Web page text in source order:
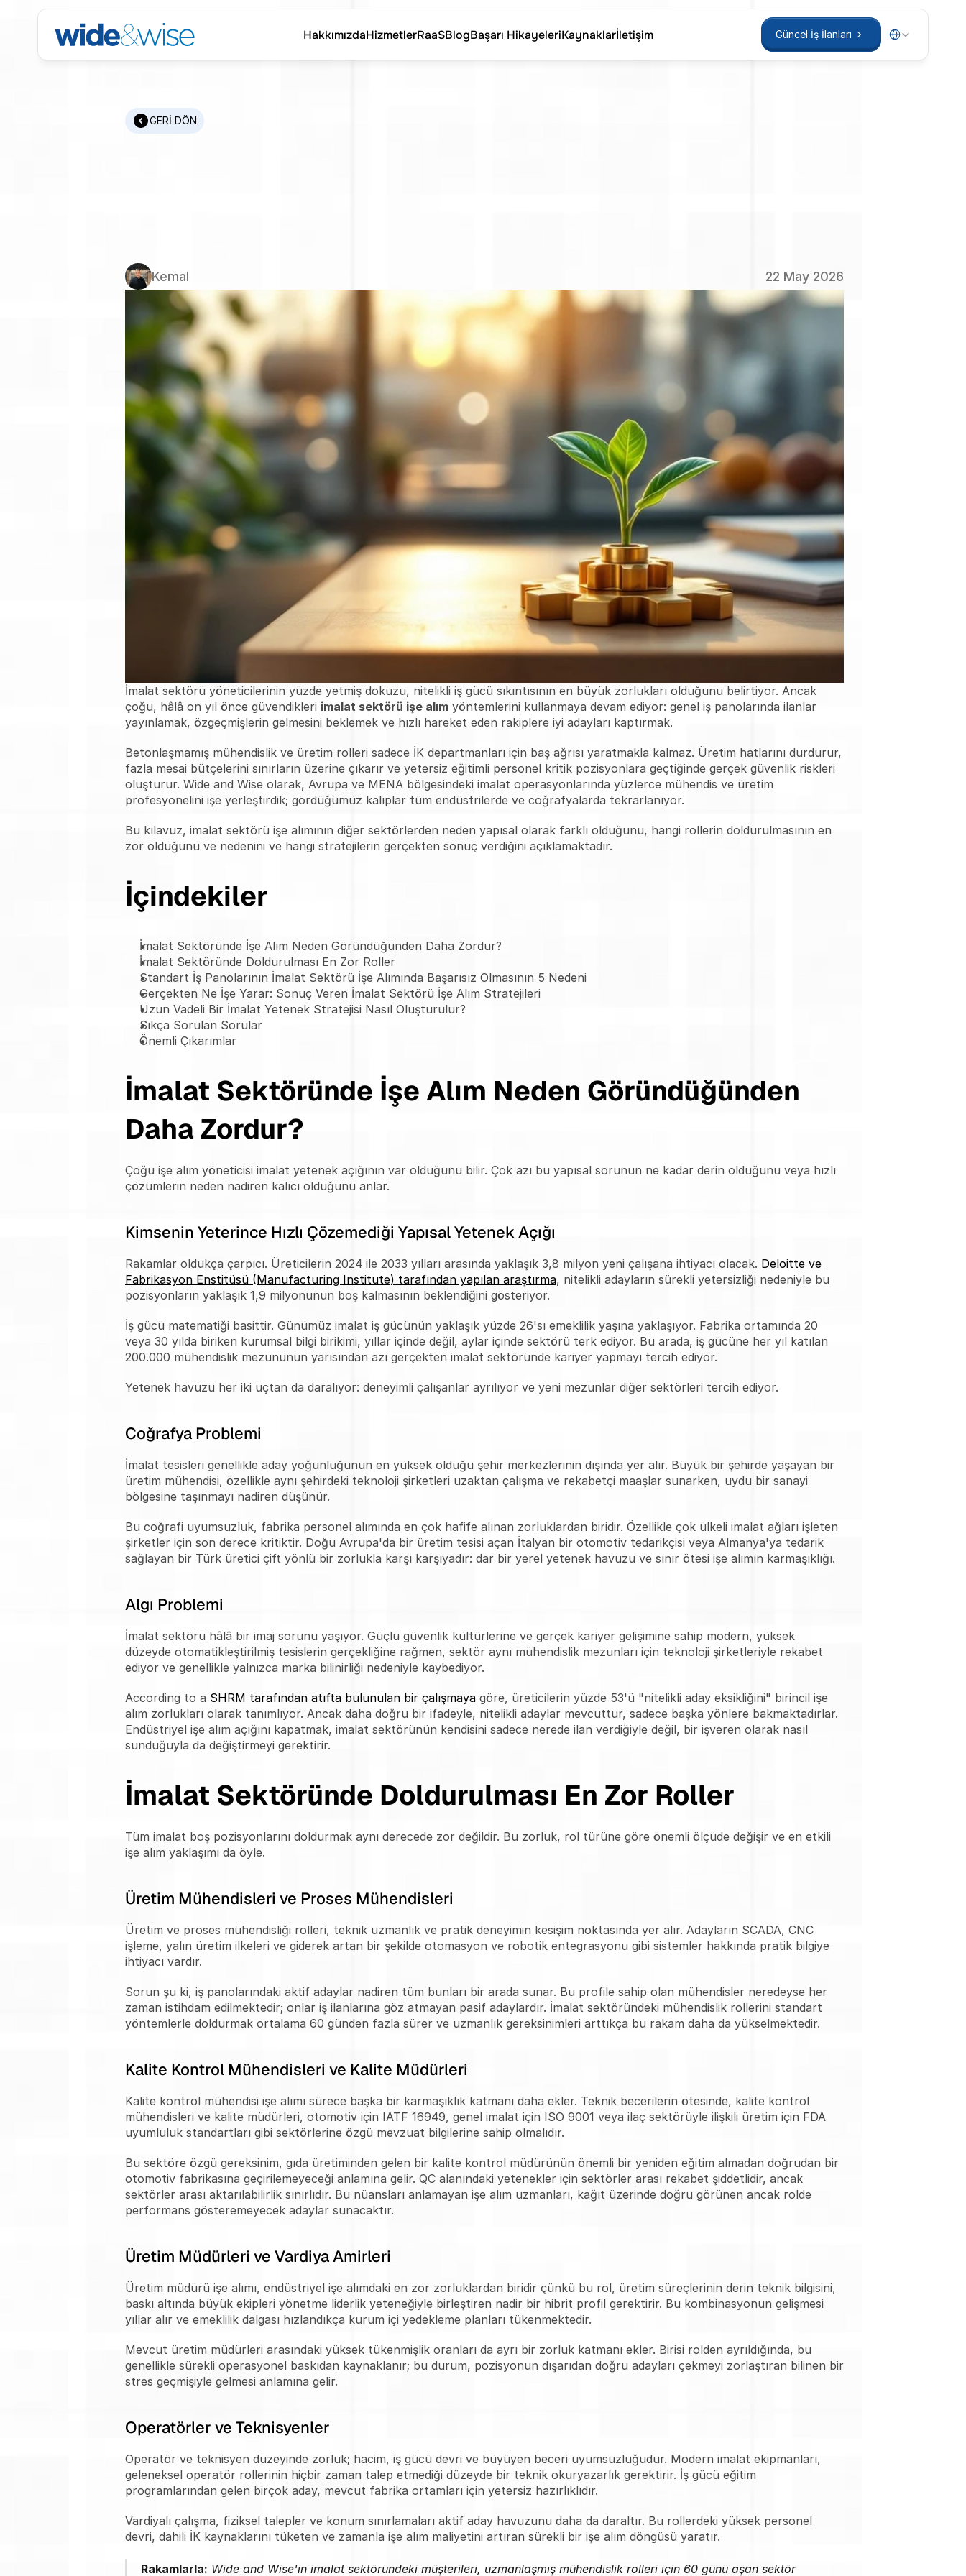
HakkımızdaHizmetlerRaaSBlogBaşarı HikayeleriKaynaklarİletişim
Güncel İş İlanları
Select Language
GERİ DÖN
Zorlukları
Kemal 22 May 2026
İmalat sektörü yöneticilerinin yüzde yetmiş dokuzu, nitelikli iş gücü sıkıntısının en büyük zorlukları olduğunu belirtiyor. Ancak
çoğu, hâlâ on yıl önce güvendikleri imalat sektörü işe alım yöntemlerini kullanmaya devam ediyor: genel iş panolarında ilanlar
yayınlamak, özgeçmişlerin gelmesini beklemek ve hızlı hareket eden rakiplere iyi adayları kaptırmak.
Betonlaşmamış mühendislik ve üretim rolleri sadece İK departmanları için baş ağrısı yaratmakla kalmaz. Üretim hatlarını durdurur,
fazla mesai bütçelerini sınırların üzerine çıkarır ve yetersiz eğitimli personel kritik pozisyonlara geçtiğinde gerçek güvenlik riskleri
oluşturur. Wide and Wise olarak, Avrupa ve MENA bölgesindeki imalat operasyonlarında yüzlerce mühendis ve üretim
profesyonelini işe yerleştirdik; gördüğümüz kalıplar tüm endüstrilerde ve coğrafyalarda tekrarlanıyor.
Bu kılavuz, imalat sektörü işe alımının diğer sektörlerden neden yapısal olarak farklı olduğunu, hangi rollerin doldurulmasının en
zor olduğunu ve nedenini ve hangi stratejilerin gerçekten sonuç verdiğini açıklamaktadır.
İçindekiler
İmalat Sektöründe İşe Alım Neden Göründüğünden Daha Zordur?
İmalat Sektöründe Doldurulması En Zor Roller
Standart İş Panolarının İmalat Sektörü İşe Alımında Başarısız Olmasının 5 Nedeni
Gerçekten Ne İşe Yarar: Sonuç Veren İmalat Sektörü İşe Alım Stratejileri
Uzun Vadeli Bir İmalat Yetenek Stratejisi Nasıl Oluşturulur?
Sıkça Sorulan Sorular
Önemli Çıkarımlar
İmalat Sektöründe İşe Alım Neden Göründüğünden
Daha Zordur?
Çoğu işe alım yöneticisi imalat yetenek açığının var olduğunu bilir. Çok azı bu yapısal sorunun ne kadar derin olduğunu veya hızlı
çözümlerin neden nadiren kalıcı olduğunu anlar.
Kimsenin Yeterince Hızlı Çözemediği Yapısal Yetenek Açığı
Rakamlar oldukça çarpıcı. Üreticilerin 2024 ile 2033 yılları arasında yaklaşık 3,8 milyon yeni çalışana ihtiyacı olacak. Deloitte ve
Fabrikasyon Enstitüsü (Manufacturing Institute) tarafından yapılan araştırma, nitelikli adayların sürekli yetersizliği nedeniyle bu
pozisyonların yaklaşık 1,9 milyonunun boş kalmasının beklendiğini gösteriyor.
İş gücü matematiği basittir. Günümüz imalat iş gücünün yaklaşık yüzde 26'sı emeklilik yaşına yaklaşıyor. Fabrika ortamında 20
veya 30 yılda biriken kurumsal bilgi birikimi, yıllar içinde değil, aylar içinde sektörü terk ediyor. Bu arada, iş gücüne her yıl katılan
200.000 mühendislik mezununun yarısından azı gerçekten imalat sektöründe kariyer yapmayı tercih ediyor.
Yetenek havuzu her iki uçtan da daralıyor: deneyimli çalışanlar ayrılıyor ve yeni mezunlar diğer sektörleri tercih ediyor.
Coğrafya Problemi
İmalat tesisleri genellikle aday yoğunluğunun en yüksek olduğu şehir merkezlerinin dışında yer alır. Büyük bir şehirde yaşayan bir
üretim mühendisi, özellikle aynı şehirdeki teknoloji şirketleri uzaktan çalışma ve rekabetçi maaşlar sunarken, uydu bir sanayi
bölgesine taşınmayı nadiren düşünür.
Bu coğrafi uyumsuzluk, fabrika personel alımında en çok hafife alınan zorluklardan biridir. Özellikle çok ülkeli imalat ağları işleten
şirketler için son derece kritiktir. Doğu Avrupa'da bir üretim tesisi açan İtalyan bir otomotiv tedarikçisi veya Almanya'ya tedarik
sağlayan bir Türk üretici çift yönlü bir zorlukla karşı karşıyadır: dar bir yerel yetenek havuzu ve sınır ötesi işe alımın karmaşıklığı.
Algı Problemi
İmalat sektörü hâlâ bir imaj sorunu yaşıyor. Güçlü güvenlik kültürlerine ve gerçek kariyer gelişimine sahip modern, yüksek
düzeyde otomatikleştirilmiş tesislerin gerçekliğine rağmen, sektör aynı mühendislik mezunları için teknoloji şirketleriyle rekabet
ediyor ve genellikle yalnızca marka bilinirliği nedeniyle kaybediyor.
According to a SHRM tarafından atıfta bulunulan bir çalışmaya göre, üreticilerin yüzde 53'ü "nitelikli aday eksikliğini" birincil işe
alım zorlukları olarak tanımlıyor. Ancak daha doğru bir ifadeyle, nitelikli adaylar mevcuttur, sadece başka yönlere bakmaktadırlar.
Endüstriyel işe alım açığını kapatmak, imalat sektörünün kendisini sadece nerede ilan verdiğiyle değil, bir işveren olarak nasıl
sunduğuyla da değiştirmeyi gerektirir.
İmalat Sektöründe Doldurulması En Zor Roller
Tüm imalat boş pozisyonlarını doldurmak aynı derecede zor değildir. Bu zorluk, rol türüne göre önemli ölçüde değişir ve en etkili
işe alım yaklaşımı da öyle.
Üretim Mühendisleri ve Proses Mühendisleri
Üretim ve proses mühendisliği rolleri, teknik uzmanlık ve pratik deneyimin kesişim noktasında yer alır. Adayların SCADA, CNC
işleme, yalın üretim ilkeleri ve giderek artan bir şekilde otomasyon ve robotik entegrasyonu gibi sistemler hakkında pratik bilgiye
ihtiyacı vardır.
Sorun şu ki, iş panolarındaki aktif adaylar nadiren tüm bunları bir arada sunar. Bu profile sahip olan mühendisler neredeyse her
zaman istihdam edilmektedir; onlar iş ilanlarına göz atmayan pasif adaylardır. İmalat sektöründeki mühendislik rollerini standart
yöntemlerle doldurmak ortalama 60 günden fazla sürer ve uzmanlık gereksinimleri arttıkça bu rakam daha da yükselmektedir.
Kalite Kontrol Mühendisleri ve Kalite Müdürleri
Kalite kontrol mühendisi işe alımı sürece başka bir karmaşıklık katmanı daha ekler. Teknik becerilerin ötesinde, kalite kontrol
mühendisleri ve kalite müdürleri, otomotiv için IATF 16949, genel imalat için ISO 9001 veya ilaç sektörüyle ilişkili üretim için FDA
uyumluluk standartları gibi sektörlerine özgü mevzuat bilgilerine sahip olmalıdır.
Bu sektöre özgü gereksinim, gıda üretiminden gelen bir kalite kontrol müdürünün önemli bir yeniden eğitim almadan doğrudan bir
otomotiv fabrikasına geçirilemeyeceği anlamına gelir. QC alanındaki yetenekler için sektörler arası rekabet şiddetlidir, ancak
sektörler arası aktarılabilirlik sınırlıdır. Bu nüansları anlamayan işe alım uzmanları, kağıt üzerinde doğru görünen ancak rolde
performans gösteremeyecek adaylar sunacaktır.
Üretim Müdürleri ve Vardiya Amirleri
Üretim müdürü işe alımı, endüstriyel işe alımdaki en zor zorluklardan biridir çünkü bu rol, üretim süreçlerinin derin teknik bilgisini,
baskı altında büyük ekipleri yönetme liderlik yeteneğiyle birleştiren nadir bir hibrit profil gerektirir. Bu kombinasyonun gelişmesi
yıllar alır ve emeklilik dalgası hızlandıkça kurum içi yedekleme planları tükenmektedir.
Mevcut üretim müdürleri arasındaki yüksek tükenmişlik oranları da ayrı bir zorluk katmanı ekler. Birisi rolden ayrıldığında, bu
genellikle sürekli operasyonel baskıdan kaynaklanır; bu durum, pozisyonun dışarıdan doğru adayları çekmeyi zorlaştıran bilinen bir
stres geçmişiyle gelmesi anlamına gelir.
Operatörler ve Teknisyenler
Operatör ve teknisyen düzeyinde zorluk; hacim, iş gücü devri ve büyüyen beceri uyumsuzluğudur. Modern imalat ekipmanları,
geleneksel operatör rollerinin hiçbir zaman talep etmediği düzeyde bir teknik okuryazarlık gerektirir. İş gücü eğitim
programlarından gelen birçok aday, mevcut fabrika ortamları için yetersiz hazırlıklıdır.
Vardiyalı çalışma, fiziksel talepler ve konum sınırlamaları aktif aday havuzunu daha da daraltır. Bu rollerdeki yüksek personel
devri, dahili İK kaynaklarını tüketen ve zamanla işe alım maliyetini artıran sürekli bir işe alım döngüsü yaratır.
Rakamlarla: Wide and Wise'ın imalat sektöründeki müşterileri, uzmanlaşmış mühendislik rolleri için 60 günü aşan sektör